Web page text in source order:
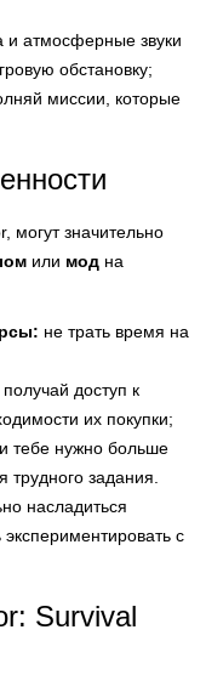
и атмосферные звуки
обстановку;
миссии, которые
могут значительно
или мод на
не трать время на
получай доступ к
их покупки;
тебе нужно больше
задания.
насладиться
с
Survival